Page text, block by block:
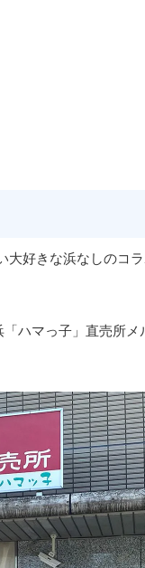
好きな浜なしのコ
ハマっ子」直売所メ